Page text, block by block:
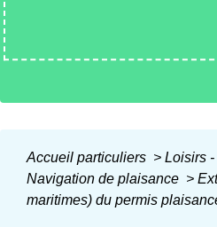
Accueil particuliers > Loisirs
Navigation de plaisance >
maritimes) du permis